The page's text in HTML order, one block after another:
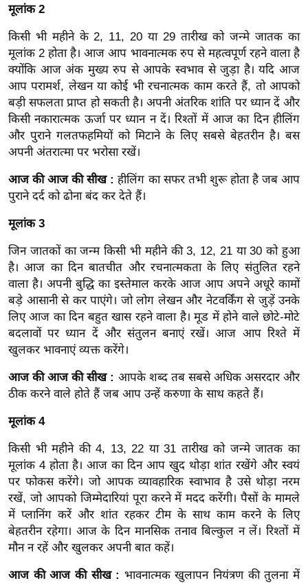
ग
इं
डि
या
सा
हि
त्य
ज
त
ऑ
टो
र्ल्ड
न्यू
ज
ब्री
फ
म
नो
रं
न
ज
ग
त
बॉ
ली
वु
ड
हॉ
मूलांक 2
किसी भी महीने के 2, 11, 20 या 29 तारीख को जन्मे जातक का
मूलांक 2 होता है। आज आप भावनात्मक रुप से महत्वपूर्ण रहने वाला है
क्योंकि आज अंक मुख्य रुप से आपके स्वभाव से जुड़ा है। यदि आज
आप परामर्श, लेखन या कोई भी रचनात्मक काम करते हैं, तो आपको
बड़ी सफलता प्राप्त हो सकती है। अपनी अंतरिक शांति पर ध्यान दें और
किसी नकारात्मक ऊर्जा पर ध्यान न दें। रिश्तों में आज का दिन हीलिंग
और पुराने गलतफहमियों को मिटाने के लिए सबसे बेहतरीन है। बस
अपनी अंतरात्मा पर भरोसा रखें।
आज की आज की सीख :हीलिंग का सफर तभी शुरू होता है जब आप
पुराने दर्द को ढोना बंद कर देते हैं।
मूलांक 3
जिन जातकों का जन्म किसी भी महीने की 3, 12, 21 या 30 को हुआ
है। आज का दिन बातचीत और रचनात्मकता के लिए संतुलित रहने
वाला है। अपनी बुद्धि का इस्तेमाल करके आज आप अपने अधूरे कामों
बड़े आसानी से कर पाएंगे। जो लोग लेखन और नेटवर्किंग से जुड़ें उनके
लिए आज का दिन बहुत खास रहने वाला है। मूड में होने वाले छोटे-मोटे
बदलावों पर ध्यान दें और संतुलन बनाएं रखें। आज आप रिश्ते में
खुलकर भावनाएं व्यक्त करेंगे।
आज की आज की सीख : आपके शब्द तब सबसे अधिक असरदार और
ठीक करने वाले होते हैं जब आप उन्हें करुणा के साथ कहते हैं।
मूलांक 4
किसी भी महीने की 4, 13, 22 या 31 तारीख को जन्मे जातक का
मूलांक 4 होता है। आज का दिन आप खुद थोड़ा शांत रखेंगे और स्वयं
पर फोकस करेंगे। जो आपक व्यावहारिक स्वाभाव है उसे थोड़ा नरम
रखें, जो आपको जिम्मेदारियां पूरा करने में मदद करेंगी। पैसों के मामले
में प्लानिंग करें और शांत रहकर टीम के साथ काम करने के लिए
बेहतरीन रहेगा। आज के दिन मानसिक तनाव बिल्कुल न लें। रिश्तों में
मौन न रहें और खुलकर अपनी बात कहें।
आज की आज की सीख : भावनात्मक खुलापन नियंत्रण की तुलना में